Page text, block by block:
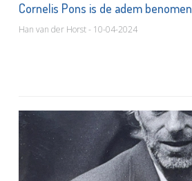
Cornelis Pons is de adem benomen
Han van der Horst - 10-04-2024